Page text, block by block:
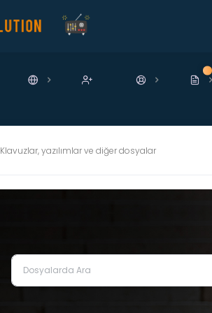
Klavuzlar, yazılımlar ve diğer dosyalar